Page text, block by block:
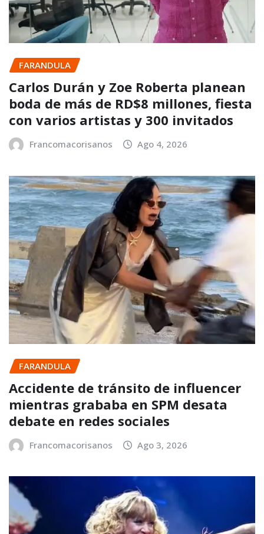
FARANDULA
Carlos Durán y Zoe Roberta planean
boda de más de RD$8 millones, fiesta
con varios artistas y 300 invitados
Francomacorisanos Ago 4, 2026
FARANDULA
Accidente de tránsito de influencer
mientras grababa en SPM desata
debate en redes sociales
Francomacorisanos Ago 3, 2026